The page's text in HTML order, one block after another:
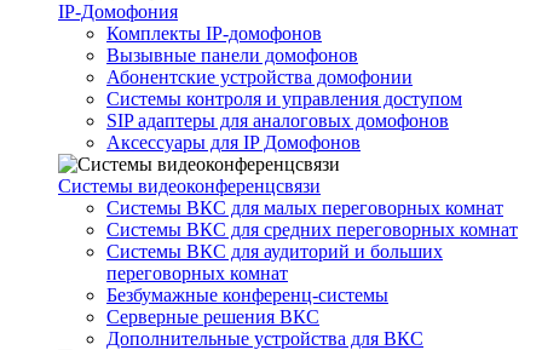
IP-Домофония
Комплекты IP-домофонов
Вызывные панели домофонов
Абонентские устройства домофонии
Системы контроля и управления доступом
SIP адаптеры для аналоговых домофонов
Аксессуары для IP Домофонов
Системы видеоконференцсвязи
Системы ВКС для малых переговорных комнат
Системы ВКС для средних переговорных комнат
Системы ВКС для аудиторий и больших
переговорных комнат
Безбумажные конференц-системы
Серверные решения ВКС
Дополнительные устройства для ВКС